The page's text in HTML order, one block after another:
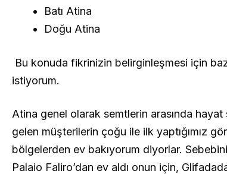
Batı Atina
Doğu Atina
Bu konuda fikrinizin belirginleşmesi için
istiyorum.
Atina genel olarak semtlerin arasında
gelen müşterilerin çoğu ile ilk yaptığımız
bölgelerden ev bakıyorum diyorlar.
Palaio Faliro’dan ev aldı onun için,